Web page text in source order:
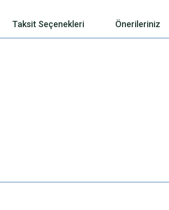
Taksit Seçenekleri Önerileriniz